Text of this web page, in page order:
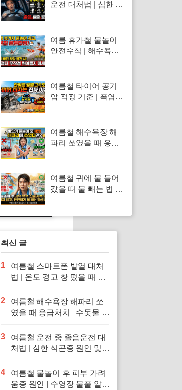
은 역시 '돈키호
A'는 마약류 성
를 보실 수 있으니
게 정리해 드립
럽고 효과가 빨
근육통이나 관
운전 대처법 | 심한 식
치 응급처치 수칙
여름 휴가철 물놀이
안전수칙 | 해수욕장
(CPR) 및 응급조치
방법
여름철 타이어 공기
압 적정 기준 | 폭염
탠딩 웨이브 방지 수
칙
여름철 해수욕장 해
파리 쏘였을 때 응급
바닷물 세척 수칙
여름철 귀에 물 들어
갔을 때 물 빼는 법 |
최신 글
1
여름철 스마트폰 발열 대처
법 | 온도 경고 창 떴을 때 응
입 금지 이유
2
여름철 해수욕장 해파리 쏘
였을 때 응급처치 | 수돗물 세
닷물 세척 수칙
3
여름철 운전 중 졸음운전 대
처법 | 심한 식곤증 원인 및
퇴치 응급처치 수칙
4
여름철 물놀이 후 피부 가려
움증 원인 | 수영장 물풀 알레